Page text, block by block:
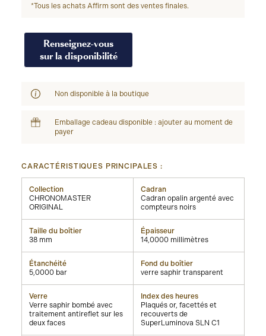
*Tous les achats Affirm sont des ventes finales.
Renseignez-vous
sur la disponibilité
Non disponible à la boutique
Emballage cadeau disponible : ajouter au moment de
payer
CARACTÉRISTIQUES PRINCIPALES :
Collection
CHRONOMASTER
ORIGINAL
Cadran
Cadran opalin argenté avec
compteurs noirs
Taille du boîtier
38 mm
Épaisseur
14,0000 millimètres
Étanchéité
5,0000 bar
Fond du boîtier
verre saphir transparent
Verre
Verre saphir bombé avec
traitement antireflet sur les
deux faces
Index des heures
Plaqués or, facettés et
recouverts de
SuperLuminova SLN C1